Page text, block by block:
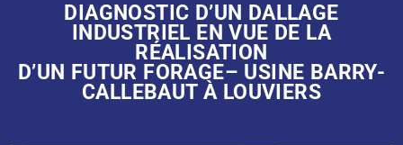
DIAGNOSTIC D’UN DALLAGE
INDUSTRIEL EN VUE DE LA
RÉALISATION
D’UN FUTUR FORAGE– USINE BARRY-
CALLEBAUT À LOUVIERS